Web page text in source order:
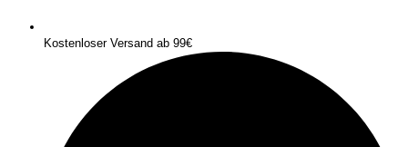
Kostenloser Versand ab 99€